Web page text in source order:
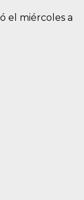
el miércoles a